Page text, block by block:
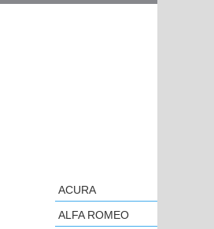
ACURA
ALFA ROMEO